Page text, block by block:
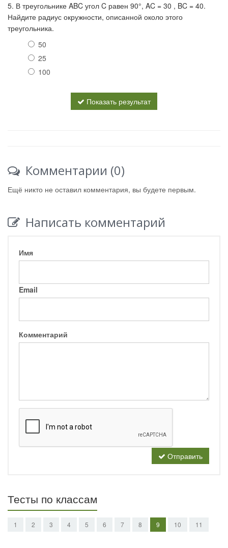
5. В тре­уголь­ни­ке ABC угол C равен 90°, AC = 30 , BC = 40.
Най­ди­те ра­ди­ус окружности, опи­сан­ной около этого
треугольника.
50
25
100
Показать результат
Комментарии (0)
Ещё никто не оставил комментария, вы будете первым.
Написать комментарий
Имя
Email
Комментарий
Отправить
Тесты по классам
1 2 3 4 5 6 7 8 9 10 11